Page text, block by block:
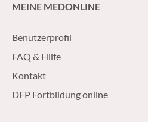
MEINE MEDONLINE
Benutzerprofil
FAQ & Hilfe
Kontakt
DFP Fortbildung online